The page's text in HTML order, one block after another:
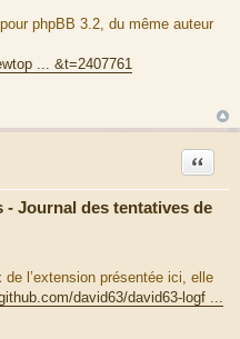
phpBB 3.2, du même auteur
... &t=2407761
- Journal des tentatives de
Citation
l’extension présentée ici, elle
david63/david63-logf ...